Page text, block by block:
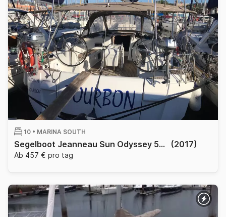
10 • MARINA SOUTH
Segelboot Jeanneau Sun Odyssey 519 15.75m (2017)
Ab 457 € pro tag